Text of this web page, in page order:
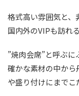
格式高い雰囲気と、
国内外のVIPも訪れ
”焼肉会席”と呼ぶ
確かな素材の中か
や盛り付けにまでこ